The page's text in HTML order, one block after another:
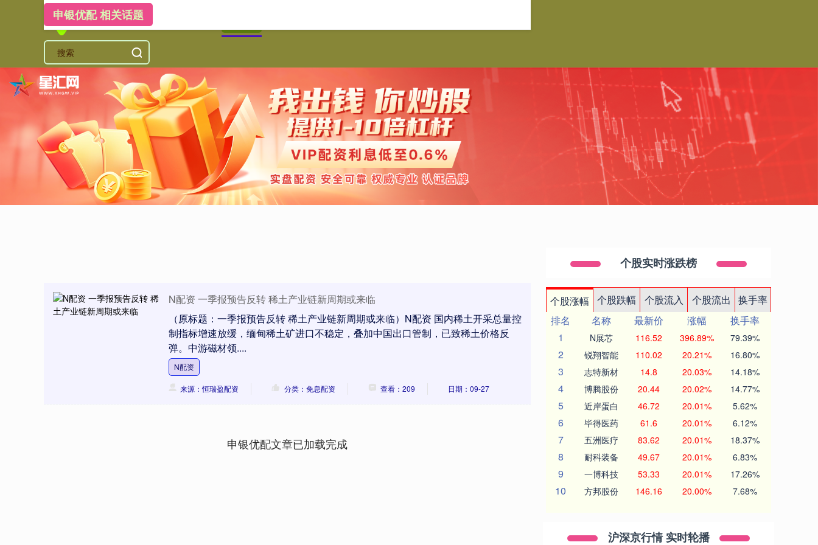
申银优配 相关话题
N配资 一季报预告反转 稀土产业链新周期或来临
（原标题：一季报预告反转 稀土产业链新周期或来临）N配资 国内稀土开采总量控
制指标增速放缓，缅甸稀土矿进口不稳定，叠加中国出口管制，已致稀土价格反
弹。中游磁材领....
N配资
来源：恒瑞盈配资 分类：免息配资 查看：209 日期：09-27
申银优配文章已加载完成
个股实时涨跌榜
个股涨幅 个股跌幅 个股流入 个股流出
换手率
排名
名称 最新价 涨幅
换手率
1
N展芯 116.52 396.89% 79.39%
2 锐翔智能 110.02 20.21% 16.80%
3 志特新材 14.8 20.03% 14.18%
4 博腾股份 20.44 20.02% 14.77%
5 近岸蛋白 46.72 20.01% 5.62%
6 毕得医药 61.6 20.01% 6.12%
7 五洲医疗 83.62 20.01% 18.37%
8 耐科装备 49.67 20.01% 6.83%
9 一博科技 53.33 20.01% 17.26%
10 方邦股份 146.16 20.00% 7.68%
沪深京行情 实时轮播